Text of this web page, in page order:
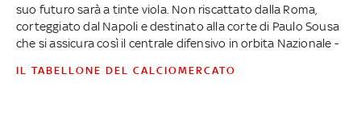
suo futuro sarà a tinte viola. Non riscattato dalla Roma,
corteggiato dal Napoli e destinato alla corte di Paulo Sousa
che si assicura così il centrale difensivo in orbita Nazionale -
IL TABELLONE DEL CALCIOMERCATO